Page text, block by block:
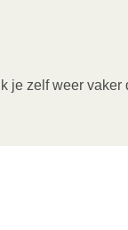
je zelf weer